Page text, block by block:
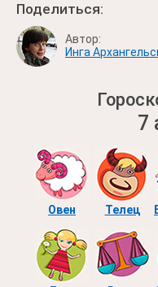
Поделиться:
Автор:
Инга
7
Овен Телец